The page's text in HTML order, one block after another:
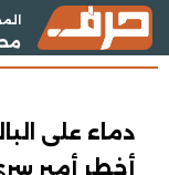
دماء على
أخطر أمير